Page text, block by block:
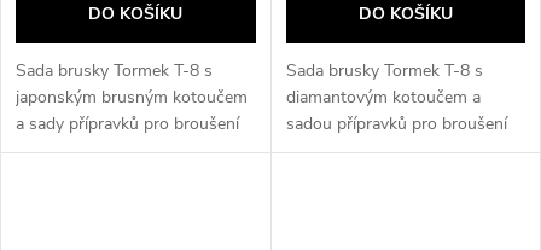
DO KOŠÍKU
Sada brusky Tormek T-8 s
japonským brusným kotoučem
a sady přípravků pro broušení
ručního nářadí.
DO KOŠÍKU
Sada brusky Tormek T-8 s
diamantovým kotoučem a
sadou přípravků pro broušení
soustružnických...